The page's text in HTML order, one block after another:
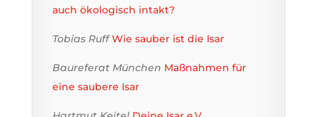
auch ökologisch intakt?
Tobias Ruff Wie sauber ist die Isar
Baureferat München Maßnahmen für
eine saubere Isar